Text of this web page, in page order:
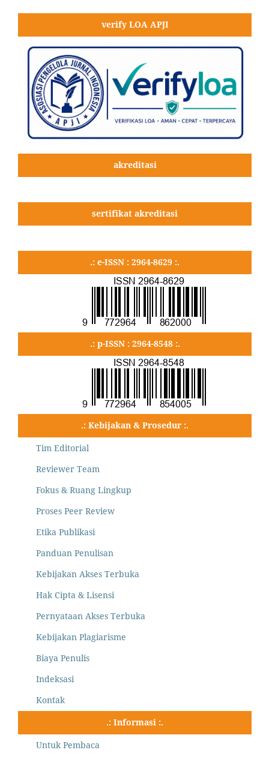
verify LOA APJI
akreditasi
sertifikat akreditasi
.: e-ISSN : 2964-8629 :.
.: p-ISSN : 2964-8548 :.
.: Kebijakan & Prosedur :.
Tim Editorial
Reviewer Team
Fokus & Ruang Lingkup
Proses Peer Review
Etika Publikasi
Panduan Penulisan
Kebijakan Akses Terbuka
Hak Cipta & Lisensi
Pernyataan Akses Terbuka
Kebijakan Plagiarisme
Biaya Penulis
Indeksasi
Kontak
.: Informasi :.
Untuk Pembaca